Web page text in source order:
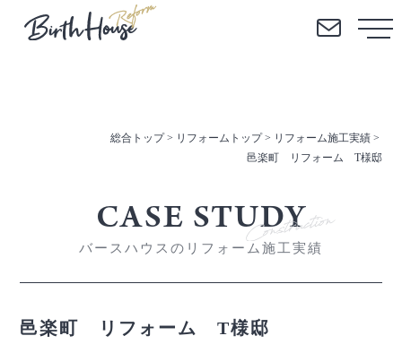
NEWLY
新築
REFORM
リフォーム
STORE
店舗施工
総合トップ> リフォームトップ> リフォーム施工実績>
邑楽町 リフォーム T様邸
CASE STUDY
バースハウスのリフォーム施工実績
邑楽町 リフォーム T様邸